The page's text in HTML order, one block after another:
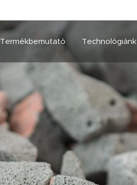
Termékbemutató Technológiánk